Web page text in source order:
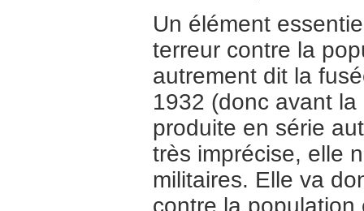
Un élément
terreur contre la
autrement dit la
1932 (donc avant
produite en série
très imprécise, elle
militaires. Elle va
contre la